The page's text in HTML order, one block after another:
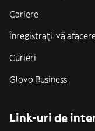
Cariere
Înregistrați-vă
Curieri
Glovo Business
Link-uri de